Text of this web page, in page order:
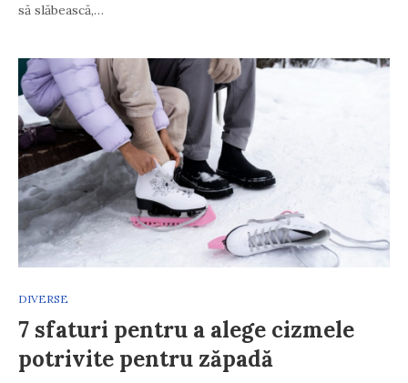
să slăbească,…
DIVERSE
7 sfaturi pentru a alege cizmele
potrivite pentru zăpadă